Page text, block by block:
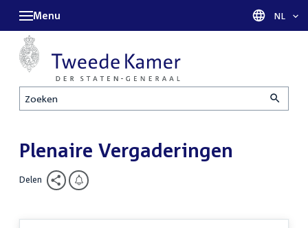
Zoeken
Menu Taal
NL
Plenaire Vergaderingen
Delen